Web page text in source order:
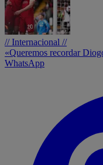
// Internacional //
«Queremos recordar
WhatsApp